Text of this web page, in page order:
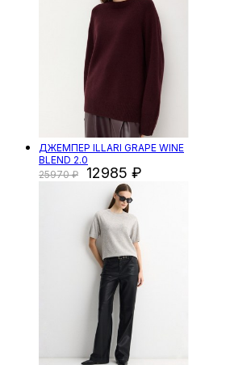
ДЖЕМПЕР ILLARI GRAPE WINE
BLEND 2.0
25970
12985